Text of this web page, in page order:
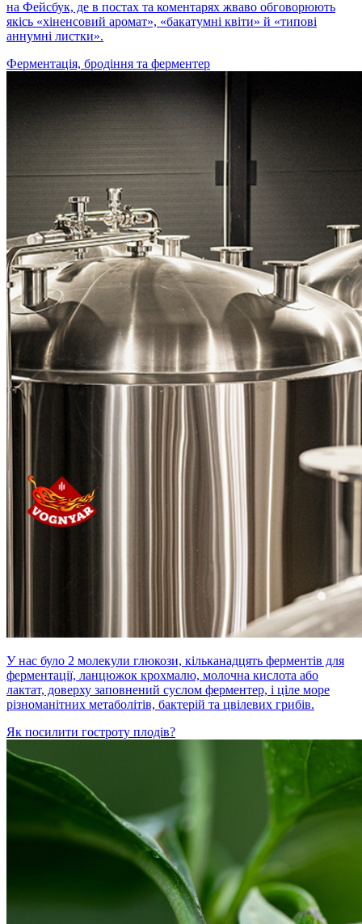
на Фейсбук, де в постах та коментарях жваво обговорюють
якісь «хіненсовий аромат», «бакатумні квіти» й «типові
аннумні листки».
Ферментація, бродіння та ферментер
У нас було 2 молекули глюкози, кільканадцять ферментів для
ферментації, ланцюжок крохмалю, молочна кислота або
лактат, доверху заповнений суслом ферментер, і ціле море
різноманітних метаболітів, бактерій та цвілевих грибів.
Як посилити гостроту плодів?